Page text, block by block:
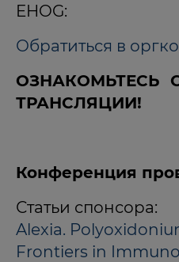
EHOG:
Обратиться в
ОЗНАКОМЬТЕСЬ
ТРАНСЛЯЦИИ!
Конференция
Статьи спонсора:
Alexia.
Frontiers in